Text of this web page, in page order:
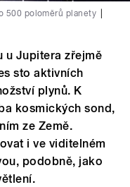
500 poloměrů planety
u Jupitera zřejmě
sto aktivních
plynů. K
kosmických sond,
ze Země.
i ve viditelném
podobně, jako